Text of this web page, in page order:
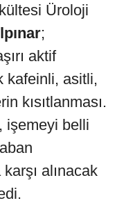
Üroloji
;
aktif
kafeinli, asitli,
kısıtlanması.
işemeyi belli
alınacak